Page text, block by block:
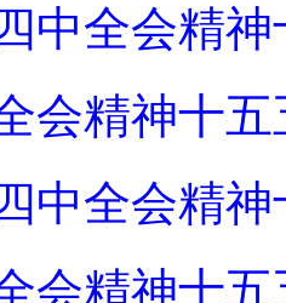
中全会精
会精神十
中全会精
会精神十